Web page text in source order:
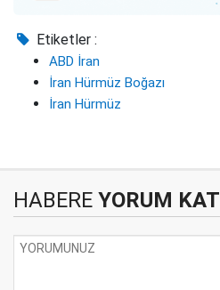
Etiketler :
ABD İran
İran Hürmüz Boğazı
İran Hürmüz
HABERE YORUM KAT